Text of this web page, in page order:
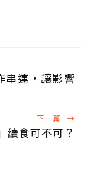
串連，讓影響
下一篇 →
續食可不可？